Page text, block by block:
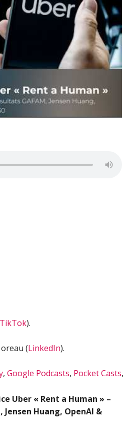
TikTok).
(LinkedIn).
, Google Podcasts, Pocket Casts,
Uber « Rent a Human » –
Huang, OpenAI &